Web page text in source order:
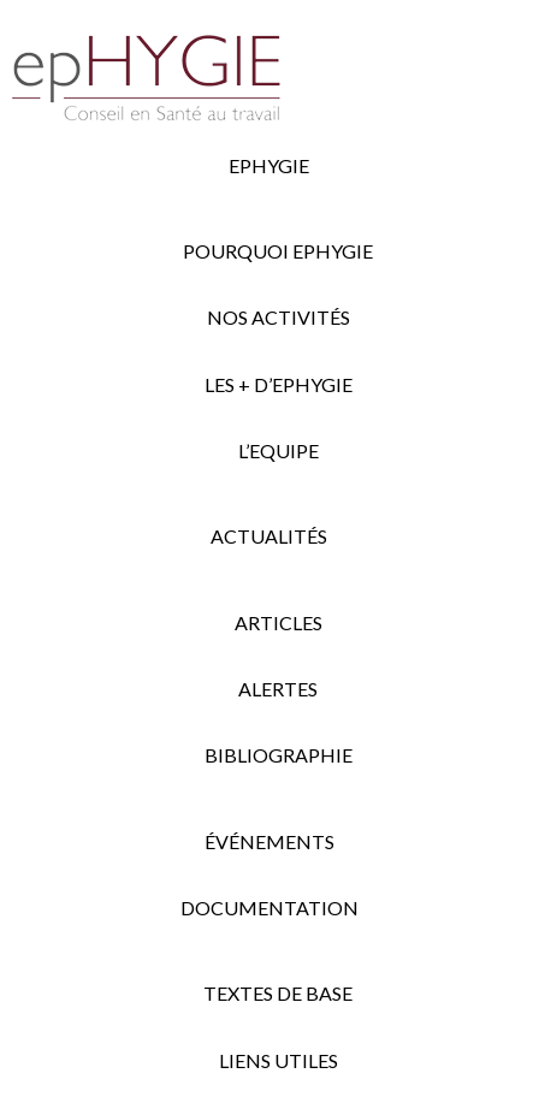
EPHYGIE
POURQUOI EPHYGIE
NOS ACTIVITÉS
LES + D’EPHYGIE
L’EQUIPE
ACTUALITÉS
ARTICLES
ALERTES
BIBLIOGRAPHIE
ÉVÉNEMENTS
DOCUMENTATION
TEXTES DE BASE
LIENS UTILES